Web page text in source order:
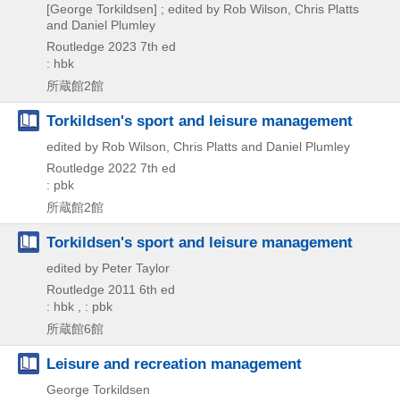
[George Torkildsen] ; edited by Rob Wilson, Chris Platts
and Daniel Plumley
Routledge 2023 7th ed
: hbk
所蔵館2館
Torkildsen's sport and leisure management
edited by Rob Wilson, Chris Platts and Daniel Plumley
Routledge 2022 7th ed
: pbk
所蔵館2館
Torkildsen's sport and leisure management
edited by Peter Taylor
Routledge 2011 6th ed
: hbk , : pbk
所蔵館6館
Leisure and recreation management
George Torkildsen